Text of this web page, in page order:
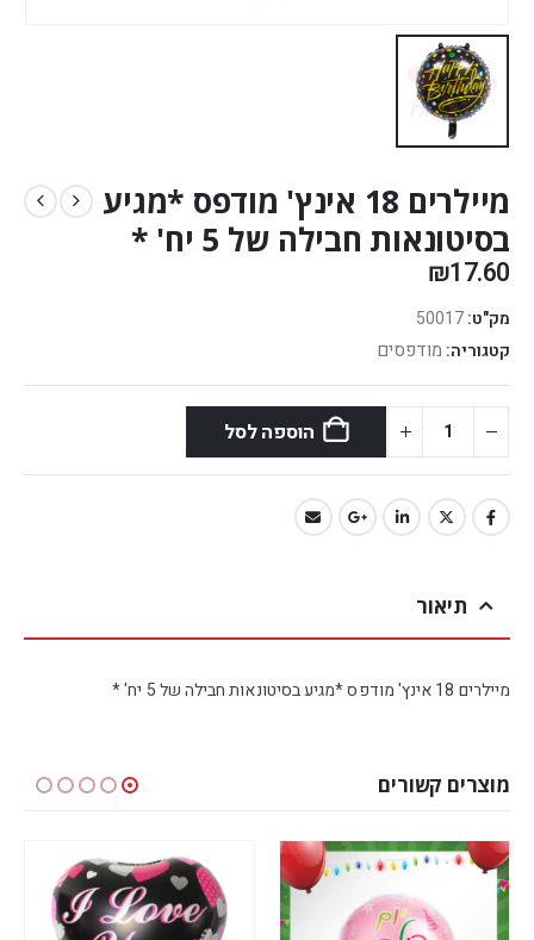
מיילרים 18 אינץ' מודפס *מגיע
בסיטונאות חבילה של 5 יח' *
₪17.60
מק"ט: 50017
קטגוריה: מודפסים
הוספה לסל
תיאור
מיילרים 18 אינץ' מודפס *מגיע בסיטונאות חבילה של 5 יח' *
מוצרים קשורים